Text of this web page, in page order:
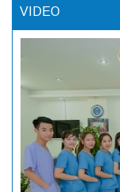
VIDEO